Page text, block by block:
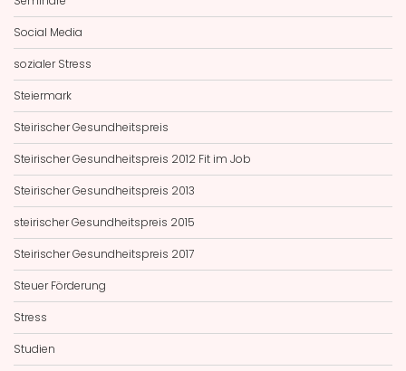
Social Media
sozialer Stress
Steiermark
Steirischer Gesundheitspreis
Steirischer Gesundheitspreis 2012 Fit im Job
Steirischer Gesundheitspreis 2013
steirischer Gesundheitspreis 2015
Steirischer Gesundheitspreis 2017
Steuer Förderung
Stress
Studien